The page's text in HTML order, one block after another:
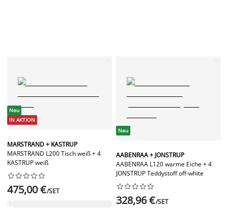
Neu
IN AKTION
MARSTRAND + KASTRUP
MARSTRAND L200 Tisch weiß + 4
KASTRUP weiß






475,00 €/SET
Neu
AABENRAA + JONSTRUP
AABENRAA L120 warme Eiche + 4
JONSTRUP Teddystoff off-white






328,96 €/SET